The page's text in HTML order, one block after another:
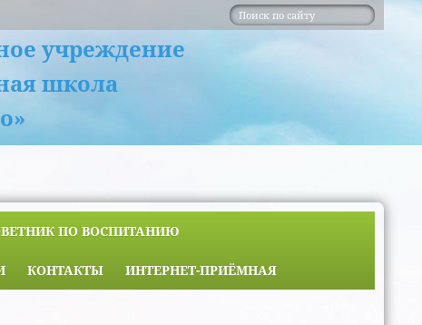
учреждение
школа
ПО ВОСПИТАНИЮ
КОНТАКТЫ ИНТЕРНЕТ-ПРИЁМНАЯ